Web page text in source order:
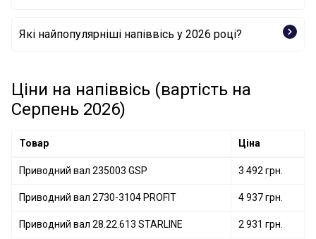
Приводний вал 2335507 FORD
Які найпопулярніші напіввісь у 2026 році?
Приводний вал VKJC 3465 SKF
Приводний вал VKJC 5207 SKF
Приводний вал VKJC 6260 SKF
Ціни на напіввісь (вартість на
Серпень 2026)
Товар Ціна
Приводний вал 235003 GSP 3 492 грн.
Приводний вал 2730-3104 PROFIT 4 937 грн.
Приводний вал 28.22.613 STARLINE 2 931 грн.